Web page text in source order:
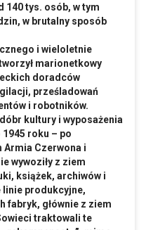
140 tys. osób, w tym
w brutalny sposób
i wieloletnie
marionetkowy
doradców
prześladowań
i robotników.
kultury i wyposażenia
1945 roku – po
Armia Czerwona i
wywoziły z ziem
książek, archiwów i
linie produkcyjne,
fabryk, głównie z ziem
traktowali te